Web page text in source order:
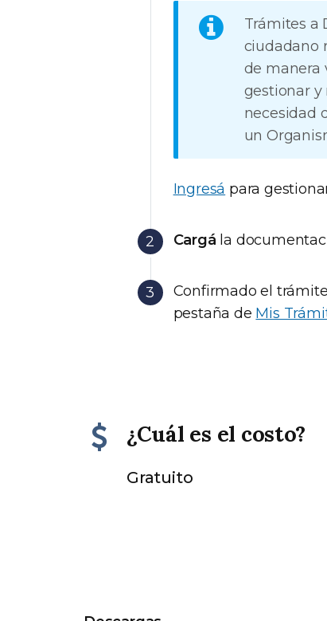
Trámites a
ciudadano
de manera
gestionar y
necesidad
un
Ingresá para
Cargá la
Confirmado el
pestaña de Mis
¿Cuál es el costo?
Gratuito